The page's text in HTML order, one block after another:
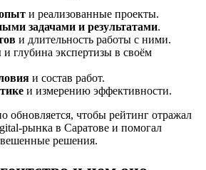
и реализованные проекты.
задачами и результатами.
и длительность работы с ними.
и глубина экспертизы в своём
и состав работ.
и измерению эффективности.
обновляется, чтобы рейтинг отражал
рынка в Саратове и помогал
решения.